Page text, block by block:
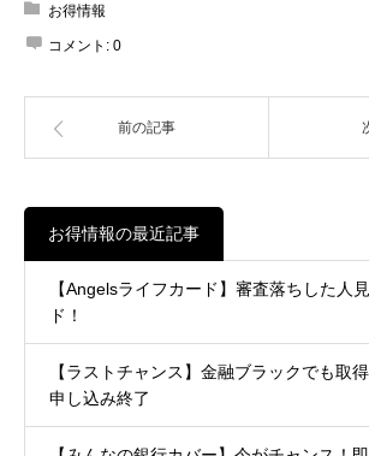
お得情報
コメント: 0
前の記事
お得情報の最近記事
【Angelsライフカード】審査落ちした人
ド！
【ラストチャンス】金融ブラックでも取
申し込み終了